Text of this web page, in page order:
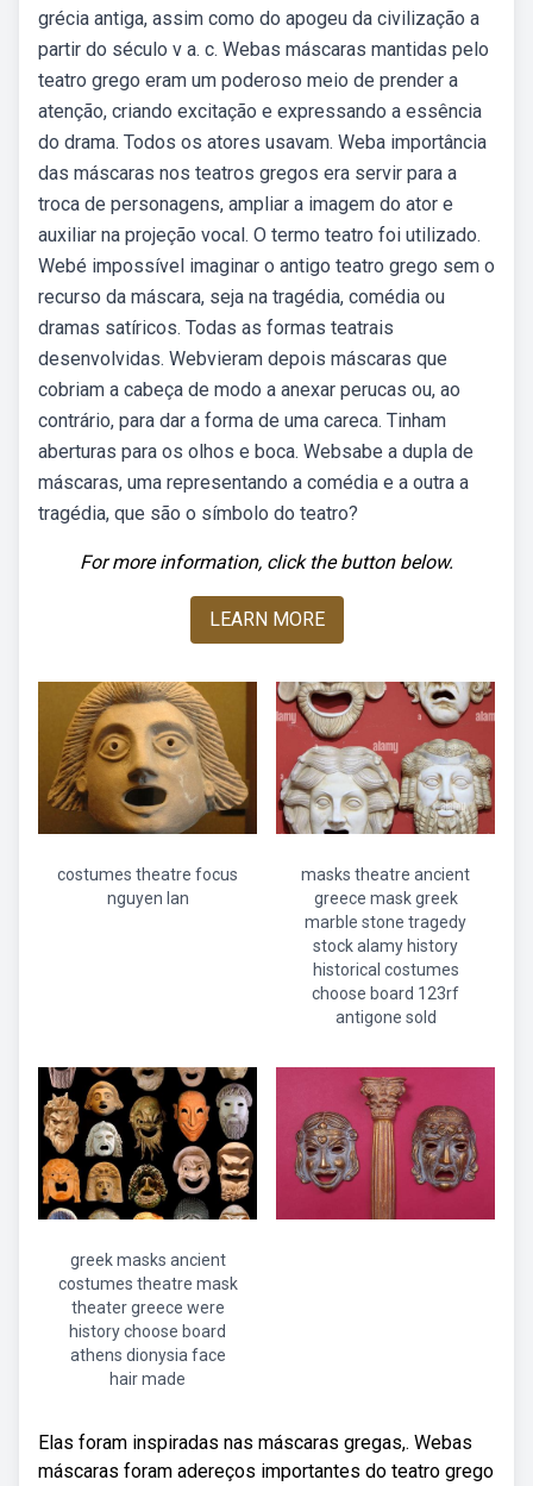
grécia antiga, assim como do apogeu da civilização a
partir do século v a. c. Webas máscaras mantidas pelo
teatro grego eram um poderoso meio de prender a
atenção, criando excitação e expressando a essência
do drama. Todos os atores usavam. Weba importância
das máscaras nos teatros gregos era servir para a
troca de personagens, ampliar a imagem do ator e
auxiliar na projeção vocal. O termo teatro foi utilizado.
Webé impossível imaginar o antigo teatro grego sem o
recurso da máscara, seja na tragédia, comédia ou
dramas satíricos. Todas as formas teatrais
desenvolvidas. Webvieram depois máscaras que
cobriam a cabeça de modo a anexar perucas ou, ao
contrário, para dar a forma de uma careca. Tinham
aberturas para os olhos e boca. Websabe a dupla de
máscaras, uma representando a comédia e a outra a
tragédia, que são o símbolo do teatro?
For more information, click the button below.
LEARN MORE
costumes theatre focus
nguyen lan
masks theatre ancient
greece mask greek
marble stone tragedy
stock alamy history
historical costumes
choose board 123rf
antigone sold
greek masks ancient
costumes theatre mask
theater greece were
history choose board
athens dionysia face
hair made
Elas foram inspiradas nas máscaras gregas,. Webas
máscaras foram adereços importantes do teatro grego